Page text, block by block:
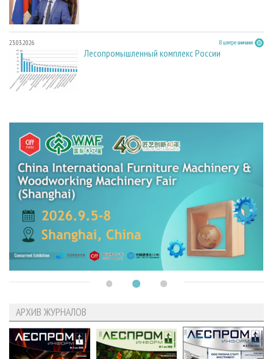
23.03.2026 В центре внимания
Лесопромышленный комплекс России
АРХИВ ЖУРНАЛОВ